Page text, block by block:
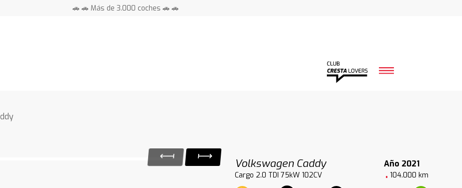
🚗 🚗 Más de 3.000 coches 🚗 🚗
Volkswagen Caddy
Año 2021
Cargo 2.0 TDI 75kW 102CV
104.000 km